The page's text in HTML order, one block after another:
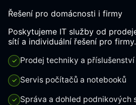
Řešení pro domácnosti i firmy
Poskytujeme IT služby od
sítí a individuální řešení pro firmy.
✓ Prodej techniky a příslušenství
✓ Servis počítačů a notebooků
✓ Správa a dohled podnikových